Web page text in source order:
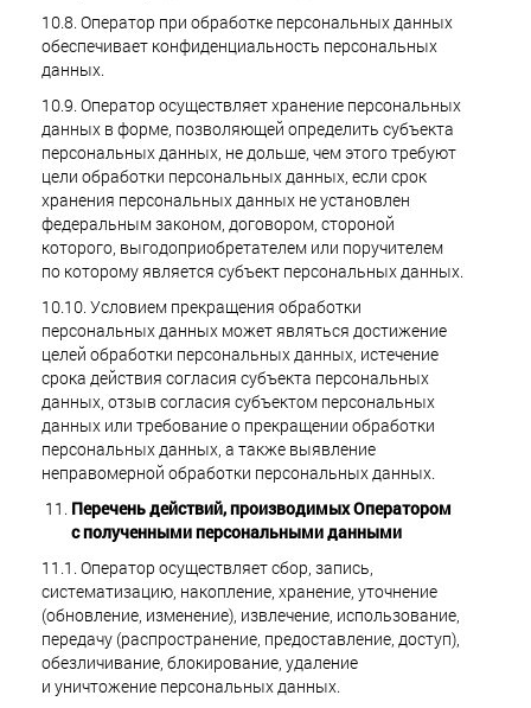
10.8. Оператор при обработке персональных данных
обеспечивает конфиденциальность персональных
данных.
10.9. Оператор осуществляет хранение персональных
данных в форме, позволяющей определить субъекта
персональных данных, не дольше, чем этого требуют
цели обработки персональных данных, если срок
хранения персональных данных не установлен
федеральным законом, договором, стороной
которого, выгодоприобретателем или поручителем
по которому является субъект персональных данных.
10.10. Условием прекращения обработки
персональных данных может являться достижение
целей обработки персональных данных, истечение
срока действия согласия субъекта персональных
данных, отзыв согласия субъектом персональных
данных или требование о прекращении обработки
персональных данных, а также выявление
неправомерной обработки персональных данных.
Перечень действий, производимых Оператором
с полученными персональными данными
11.1. Оператор осуществляет сбор, запись,
систематизацию, накопление, хранение, уточнение
(обновление, изменение), извлечение, использование,
передачу (распространение, предоставление, доступ),
обезличивание, блокирование, удаление
и уничтожение персональных данных.